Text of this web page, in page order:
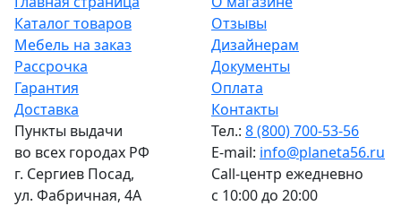
Каталог товаров
Мебель на заказ
Рассрочка
Гарантия
Отзывы
Дизайнерам
Документы
Оплата
Доставка
Пункты выдачи
во всех городах РФ
г. Сергиев Посад,
ул. Фабричная, 4А
Контакты
Тел.: 8 (800) 700-53-56
E-mail: info@planeta56.ru
Call-центр ежедневно
с 10:00 до 20:00